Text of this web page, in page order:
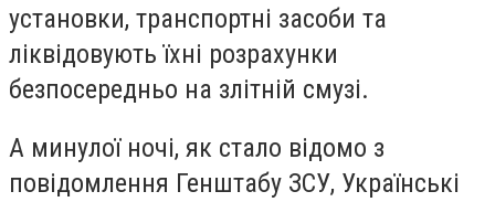
установки, транспортні засоби та
ліквідовують їхні розрахунки
безпосередньо на злітній смузі.
А минулої ночі, як стало відомо з
повідомлення Генштабу ЗСУ, Українські